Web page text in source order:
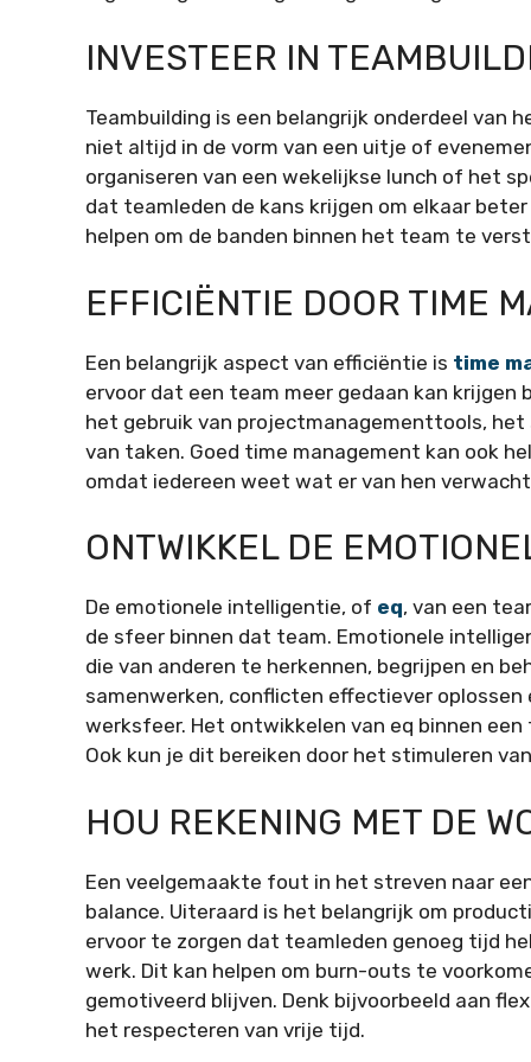
INVESTEER IN
Teambuilding is een belangrijk onderdeel van
niet altijd in de vorm van een uitje of
organiseren van een wekelijkse lunch of het
dat teamleden de kans krijgen om elkaar
helpen om de banden binnen het team te
EFFICIËNTIE DOOR TIME
Een belangrijk aspect van efficiëntie is time
ervoor dat een team meer gedaan kan krijgen
het gebruik van projectmanagementtools,
van taken. Goed time management kan ook
omdat iedereen weet wat er van hen
ONTWIKKEL DE
De emotionele intelligentie, of eq, van een
de sfeer binnen dat team. Emotionele
die van anderen te herkennen, begrijpen en
samenwerken, conflicten effectiever
werksfeer. Het ontwikkelen van eq binnen
Ook kun je dit bereiken door het stimuleren
HOU REKENING MET DE
Een veelgemaakte fout in het streven naar
balance. Uiteraard is het belangrijk om
ervoor te zorgen dat teamleden genoeg tijd
werk. Dit kan helpen om burn-outs te
gemotiveerd blijven. Denk bijvoorbeeld aan
het respecteren van vrije tijd.